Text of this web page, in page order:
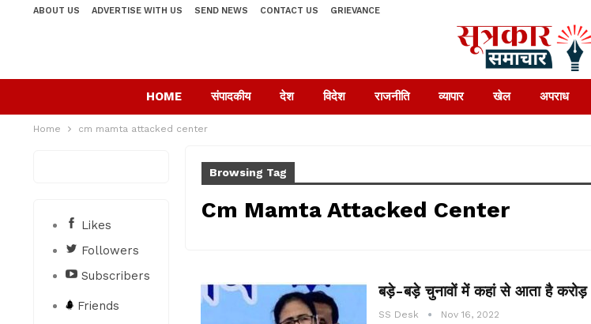
ABOUT US ADVERTISE WITH US SEND NEWS CONTACT US GRIEVANCE
HOME संपादकीय देश विदेश राजनीति व्यापार खेल अपराध
Home cm mamta attacked center
Browsing Tag
Cm Mamta Attacked Center
बड़े-बड़े चुनावों में कहां से आता है करोड़
SS Desk Nov 16, 2022
Likes
Followers
Subscribers
Friends